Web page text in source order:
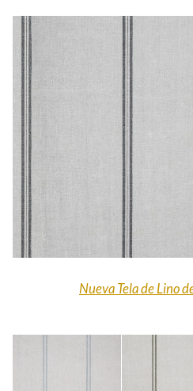
Nueva Tela de Lino